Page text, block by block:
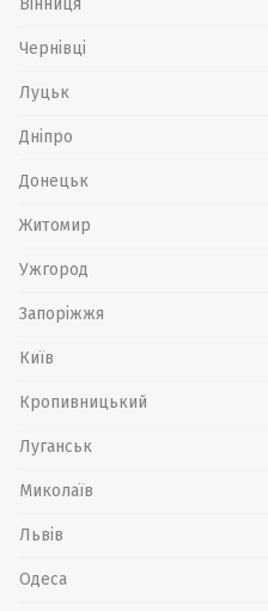
Чернівці
Луцьк
Дніпро
Донецьк
Житомир
Ужгород
Запоріжжя
Київ
Кропивницький
Луганськ
Миколаїв
Львів
Одеса